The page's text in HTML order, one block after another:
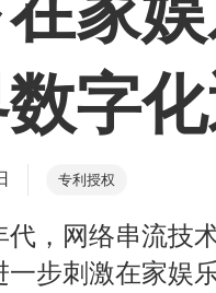
字
专利授权
代，网络串流技
一步刺激在家娱